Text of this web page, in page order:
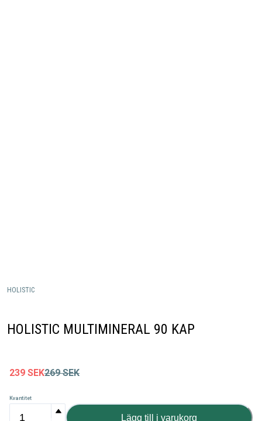
HOLISTIC
HOLISTIC MULTIMINERAL 90 KAP
239 SEK269 SEK
Kvantitet
Lägg till i varukorg